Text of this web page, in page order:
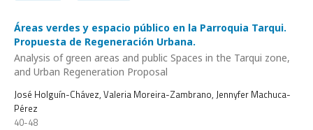
Áreas verdes y espacio público en la Parroquia Tarqui.
Propuesta de Regeneración Urbana.
Analysis of green areas and public Spaces in the Tarqui zone,
and Urban Regeneration Proposal
José Holguín-Chávez, Valeria Moreira-Zambrano, Jennyfer Machuca-
Pérez
40-48